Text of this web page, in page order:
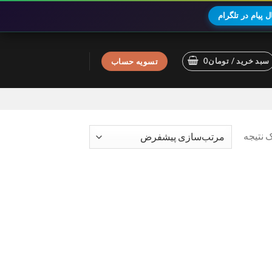
پیام در تلگرام
سبد خرید / تومان0 تسویه حساب
نتیجه